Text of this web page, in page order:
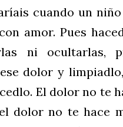
cuando un
amor. Pues
ni ocultarlas,
dolor y
El dolor no te
dolor no te hace